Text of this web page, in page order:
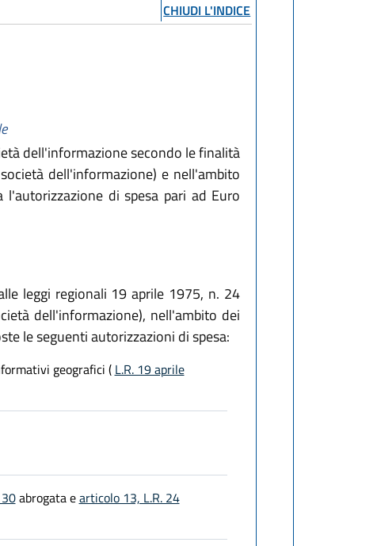
CHIUDI L'INDICE
dell'informazione secondo le finalità
dell'informazione) e nell'ambito
di spesa pari ad Euro
leggi regionali 19 aprile 1975, n. 24
dell'informazione), nell'ambito dei
le seguenti autorizzazioni di spesa:
geografici ( L.R. 19 aprile
abrogata earticolo 13, L.R. 24